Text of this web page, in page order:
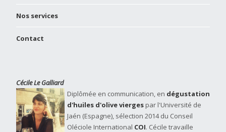
Nos services
Contact
Cécile Le Galliard
Diplômée en communication, en dégustation
d'huiles d'olive vierges par l'Université de
Jaén (Espagne), sélection 2014 du Conseil
Oléciole International COI. Cécile travaille